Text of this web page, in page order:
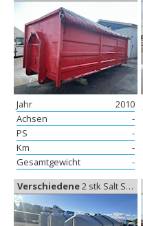
Jahr
2010
Achsen
-
PS
-
Km
-
Gesamtgewicht
-
Verschiedene2 stk Salt Spredere, Salz Streuer